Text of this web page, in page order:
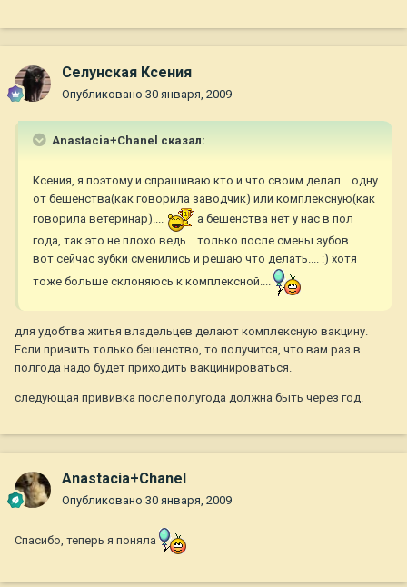
Селунская Ксения
Опубликовано 30 января, 2009
Anastacia+Chanel сказал:
Ксения, я поэтому и спрашиваю кто и что своим делал... одну
от бешенства(как говорила заводчик) или комплексную(как
говорила ветеринар)....
а бешенства нет у нас в пол
года, так это не плохо ведь... только после смены зубов...
вот сейчас зубки сменились и решаю что делать.... :) хотя
тоже больше склоняюсь к комплексной....
для удобтва житья владельцев делают комплексную вакцину.
Если привить только бешенство, то получится, что вам раз в
полгода надо будет приходить вакцинироваться.
следующая прививка после полугода должна быть через год.
Anastacia+Chanel
Опубликовано 30 января, 2009
Спасибо, теперь я поняла